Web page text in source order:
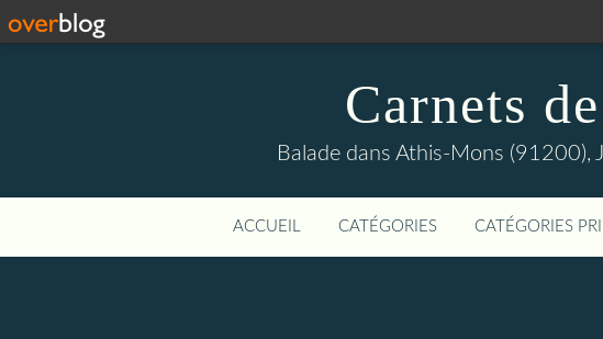
Carnets
Balade dans Athis-Mons (91200),
ACCUEIL CATÉGORIES CATÉGORIES